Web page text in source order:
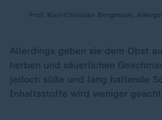
Allerdings geben sie dem Obst
herben und säuerlichen
jedoch süße und lang haltende
Inhaltsstoffe wird weniger